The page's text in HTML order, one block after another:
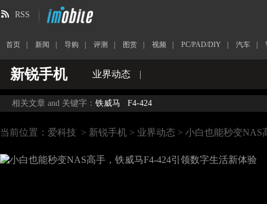
RSS
首页 新闻 导购 评测 图赏 视频 PC/PAD/DIY 汽车
新锐手机 业界动态 |
相关文章 and 关键字： 铁威马 F4-424
当前位置： 爱科技 > 新锐手机 > 业界动态 > 小白也能秒变NAS